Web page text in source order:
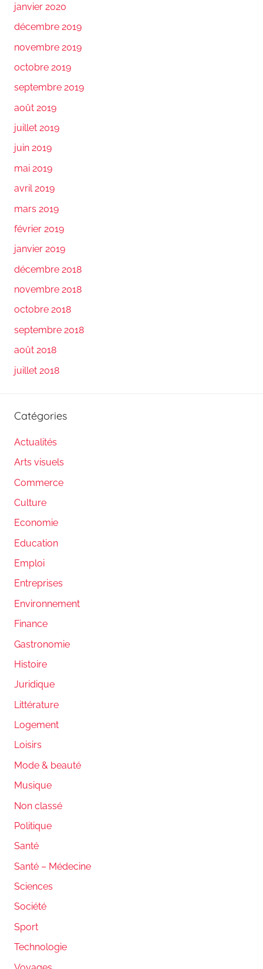
janvier 2020
décembre 2019
novembre 2019
octobre 2019
septembre 2019
août 2019
juillet 2019
juin 2019
mai 2019
avril 2019
mars 2019
février 2019
janvier 2019
décembre 2018
novembre 2018
octobre 2018
septembre 2018
août 2018
juillet 2018
Catégories
Actualités
Arts visuels
Commerce
Culture
Economie
Education
Emploi
Entreprises
Environnement
Finance
Gastronomie
Histoire
Juridique
Littérature
Logement
Loisirs
Mode & beauté
Musique
Non classé
Politique
Santé
Santé – Médecine
Sciences
Société
Sport
Technologie